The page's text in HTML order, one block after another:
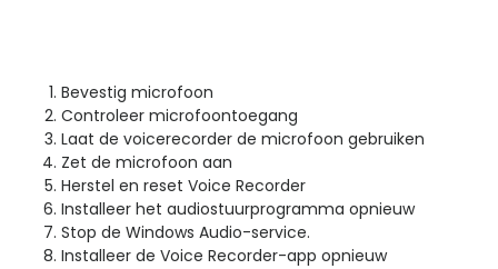
Bevestig microfoon
Controleer microfoontoegang
Laat de voicerecorder de microfoon gebruiken
Zet de microfoon aan
Herstel en reset Voice Recorder
Installeer het audiostuurprogramma opnieuw
Stop de Windows Audio-service.
Installeer de Voice Recorder-app opnieuw